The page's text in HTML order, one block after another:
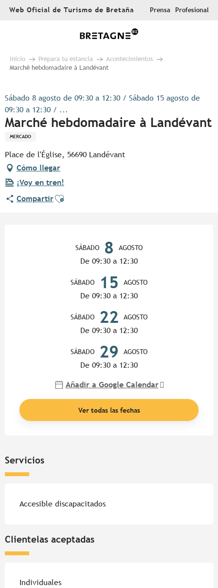
AllerWeb Oficial de Turismo de Bretaña Prensa Profesional
Inicio Prepara tu estancia
Acontecimientos
Marché hebdomadaire à Landévant
Sábado 8 agosto de 09:30 a 12:30 / Sábado 15 agosto de
09:30 a 12:30 / ...
Marché hebdomadaire à Landévant
MERCADO
Place de l'Église, 56690 Landévant
Cómo llegar
¡Voy en tren!
CompartirAjouter aux favoris
SÁBADO 8 AGOSTO
De 09:30 a 12:30
SÁBADO 15 AGOSTO
De 09:30 a 12:30
SÁBADO 22 AGOSTO
De 09:30 a 12:30
SÁBADO 29 AGOSTO
De 09:30 a 12:30
Añadir a Google Calendar
Ver todas las fechas
Servicios
Accesible discapacitados
Clientelas aceptadas
Individuales